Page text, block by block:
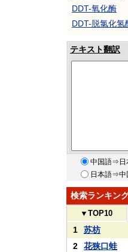
DDT-氧化酶
DDT-脱氯化氢
テキスト翻訳
中国語⇒日
日本語⇒中
検索ランキン
▼ TOP10
1
苏枋
2
花狭口蛙